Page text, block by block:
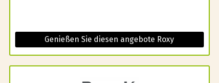
Genießen Sie diesen angebote Roxy